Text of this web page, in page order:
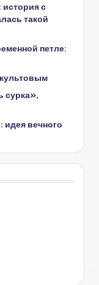
с
такой
петле:
сурка»,
вечного